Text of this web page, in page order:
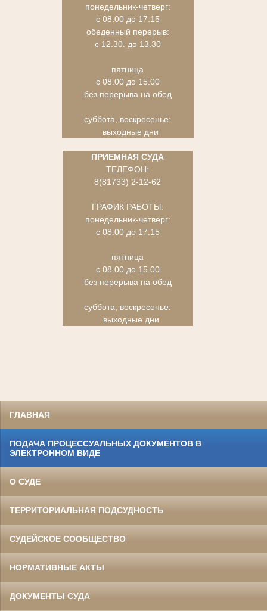
понедельник-четверг:
с 08.00 до 17.15
обеденный перерыв:
с 12.30. до 13.30
пятница
с 08.00 до 15.00
без перерыва на обед
суббота, воскресенье:
выходные дни
ПРИЕМНАЯ СУДА
ТЕЛЕФОН:
8(81733) 2-12-62
ГРАФИК РАБОТЫ:
понедельник-четверг:
с 08.00 до 17.15
пятница
с 08.00 до 15.00
без перерыва на обед
суббота, воскресенье:
выходные дни
ГЛАВНАЯ
ПОДАЧА ПРОЦЕССУАЛЬНЫХ ДОКУМЕНТОВ В
ЭЛЕКТРОННОМ ВИДЕ
О СУДЕ
ТЕРРИТОРИАЛЬНАЯ ПОДСУДНОСТЬ
СУДЕЙСКОЕ СООБЩЕСТВО
НОРМАТИВНЫЕ АКТЫ
ДОКУМЕНТЫ СУДА